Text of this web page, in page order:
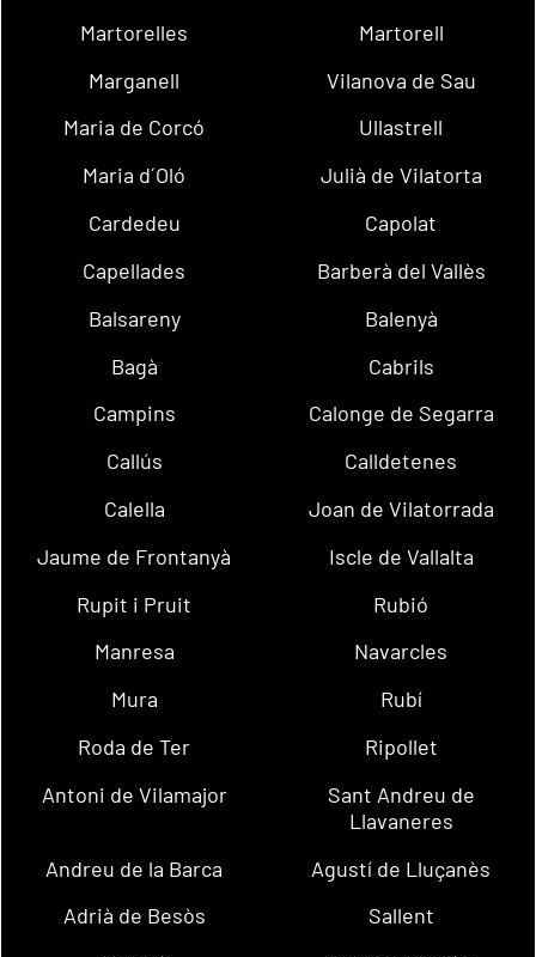
Martorelles
Martorell
Marganell
Vilanova de Sau
Maria de Corcó
Ullastrell
Maria d´Oló
Julià de Vilatorta
Cardedeu
Capolat
Capellades
Barberà del Vallès
Balsareny
Balenyà
Bagà
Cabrils
Campins
Calonge de Segarra
Callús
Calldetenes
Calella
Joan de Vilatorrada
Jaume de Frontanyà
Iscle de Vallalta
Rupit i Pruit
Rubió
Manresa
Navarcles
Mura
Rubí
Roda de Ter
Ripollet
Antoni de Vilamajor
Sant Andreu de
Llavaneres
Andreu de la Barca
Agustí de Lluçanès
Adrià de Besòs
Sallent